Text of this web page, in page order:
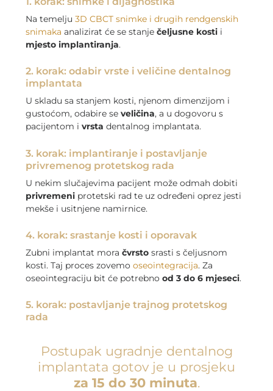
Na temelju 3D CBCT snimke i drugih rendgenskih
snimaka analizirat će se stanje čeljusne kosti i
mjesto implantiranja.
2. korak: odabir vrste i veličine dentalnog
implantata
U skladu sa stanjem kosti, njenom dimenzijom i
gustoćom, odabire se veličina, a u dogovoru s
pacijentom i vrsta dentalnog implantata.
3. korak: implantiranje i postavljanje
privremenog protetskog rada
U nekim slučajevima pacijent može odmah dobiti
privremeni protetski rad te uz određeni oprez jesti
mekše i usitnjene namirnice.
4. korak: srastanje kosti i oporavak
Zubni implantat mora čvrsto srasti s čeljusnom
kosti. Taj proces zovemo oseointegracija. Za
oseointegraciju bit će potrebno od 3 do 6 mjeseci.
5. korak: postavljanje trajnog protetskog
rada
Postupak ugradnje dentalnog
implantata gotov je u prosjeku
za 15 do 30 minuta.